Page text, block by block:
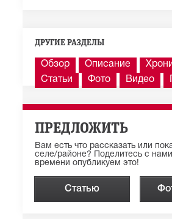
ДРУГИЕ РАЗДЕЛЫ
Обзор Описание
Статьи
Фото Видео
ПРЕДЛОЖИТЬ
Вам есть что рассказать или
селе/районе? Поделитесь с
времени опубликуем это!
Статью